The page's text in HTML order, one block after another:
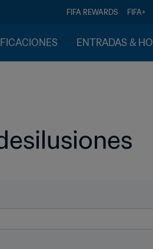
FIFA REWARDS FIFA+
ENTRADAS &